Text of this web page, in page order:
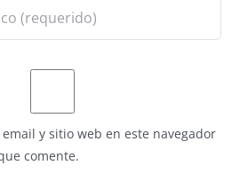
y sitio web en este navegador
comente.